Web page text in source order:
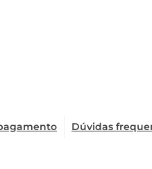
Dúvidas